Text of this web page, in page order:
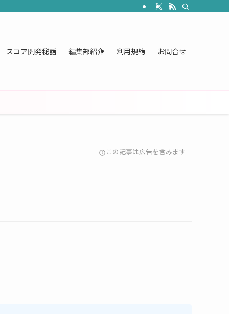
スコア開発秘話 編集部紹介 利用規約 お問合せ
info この記事は広告を含みます